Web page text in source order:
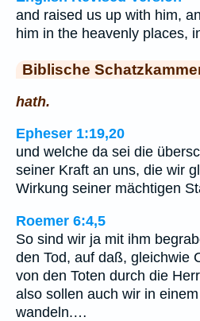
and raised us up with him,
him in the heavenly places,
Biblische
hath.
Epheser 1:19,20
und welche da sei die
seiner Kraft an uns, die wir
Wirkung seiner mächtigen
Roemer 6:4,5
So sind wir ja mit ihm
den Tod, auf daß, gleichwie
von den Toten durch die
also sollen auch wir in
wandeln.…